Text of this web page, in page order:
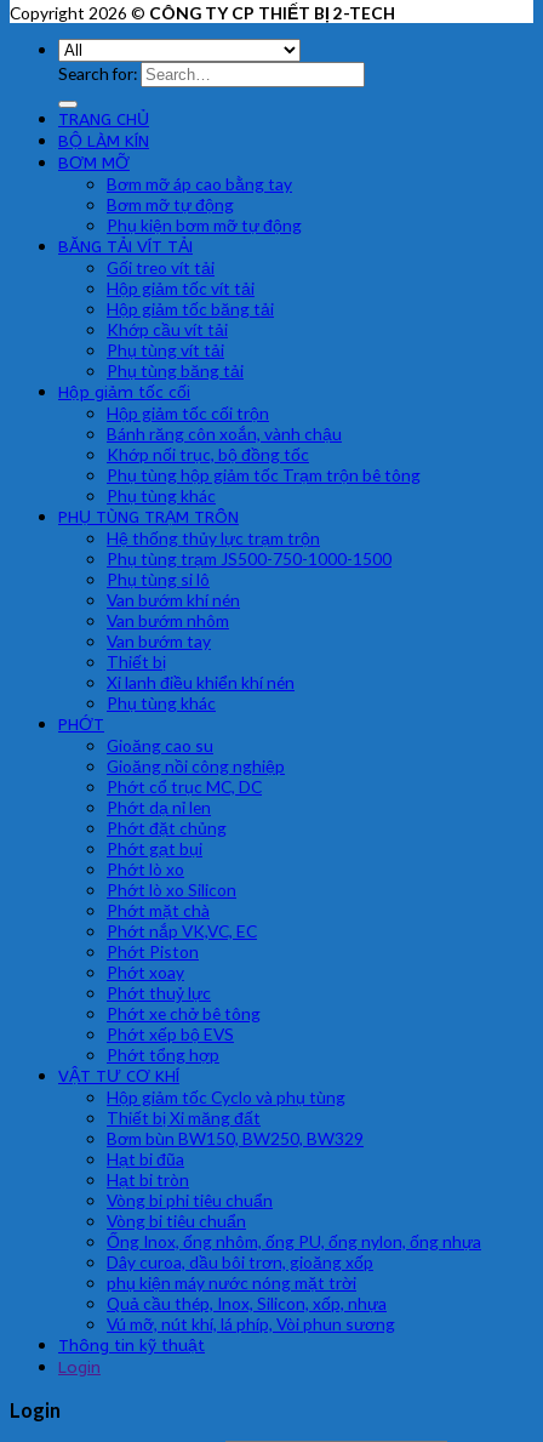
Copyright 2026 © CÔNG TY CP THIẾT BỊ 2-TECH
Search for:
TRANG CHỦ
BỘ LÀM KÍN
BƠM MỠ
Bơm mỡ áp cao bằng tay
Bơm mỡ tự động
Phụ kiện bơm mỡ tự động
BĂNG TẢI VÍT TẢI
Gối treo vít tải
Hộp giảm tốc vít tải
Hộp giảm tốc băng tải
Khớp cầu vít tải
Phụ tùng vít tải
Phụ tùng băng tải
Hộp giảm tốc cối
Hộp giảm tốc cối trộn
Bánh răng côn xoắn, vành chậu
Khớp nối trục, bộ đồng tốc
Phụ tùng hộp giảm tốc Trạm trộn bê tông
Phụ tùng khác
PHỤ TÙNG TRẠM TRÔN
Hệ thống thủy lực trạm trộn
Phụ tùng trạm JS500-750-1000-1500
Phụ tùng si lô
Van bướm khí nén
Van bướm nhôm
Van bướm tay
Thiết bị
Xi lanh điều khiển khí nén
Phụ tùng khác
PHỚT
Gioăng cao su
Gioăng nồi công nghiệp
Phớt cổ trục MC, DC
Phớt dạ nỉ len
Phớt đặt chủng
Phớt gạt bụi
Phớt lò xo
Phớt lò xo Silicon
Phớt mặt chà
Phớt nắp VK,VC, EC
Phớt Piston
Phớt xoay
Phớt thuỷ lực
Phớt xe chở bê tông
Phớt xếp bộ EVS
Phớt tổng hợp
VẬT TƯ CƠ KHÍ
Hộp giảm tốc Cyclo và phụ tùng
Thiết bị Xi măng đất
Bơm bùn BW150, BW250, BW329
Hạt bi đũa
Hạt bi tròn
Vòng bi phi tiêu chuẩn
Vòng bi tiêu chuẩn
Ống Inox, ống nhôm, ống PU, ống nylon, ống nhựa
Dây curoa, dầu bôi trơn, gioăng xốp
phụ kiện máy nước nóng mặt trời
Quả cầu thép, Inox, Silicon, xốp, nhựa
Vú mỡ, nút khí, lá phíp, Vòi phun sương
Thông tin kỹ thuật
Login
Login